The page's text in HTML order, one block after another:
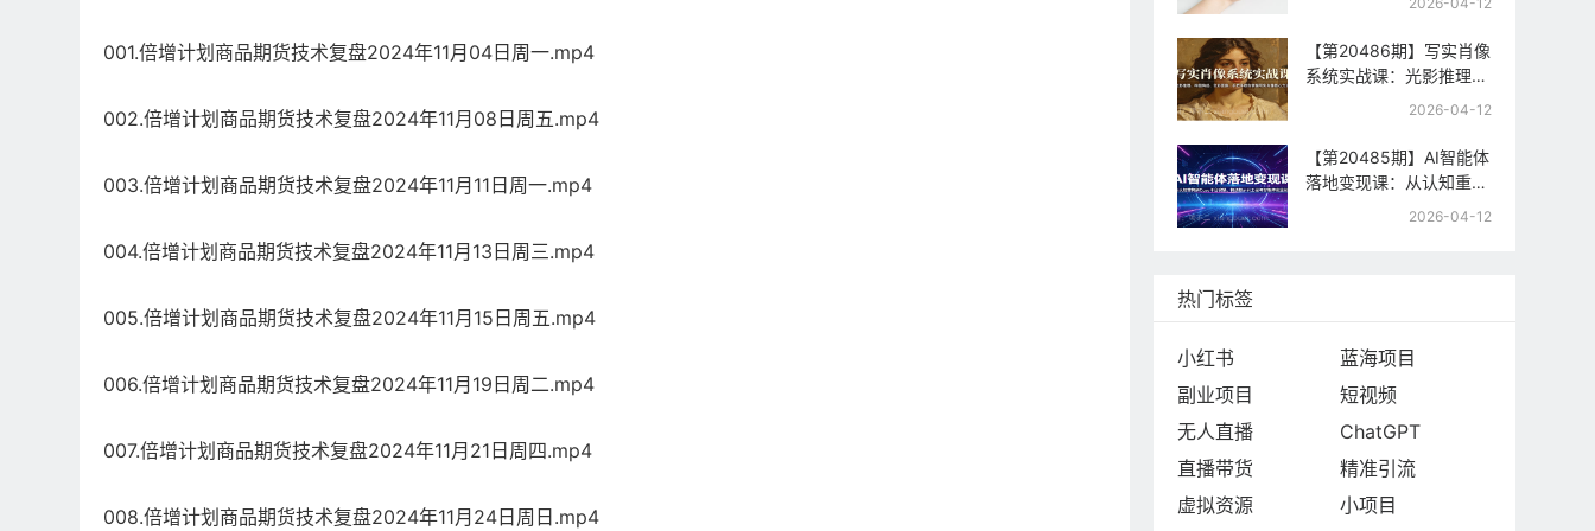
001.倍增计划商品期货技术复盘2024年11月04日周一.mp4
002.倍增计划商品期货技术复盘2024年11月08日周五.mp4
003.倍增计划商品期货技术复盘2024年11月11日周一.mp4
004.倍增计划商品期货技术复盘2024年11月13日周三.mp4
005.倍增计划商品期货技术复盘2024年11月15日周五.mp4
006.倍增计划商品期货技术复盘2024年11月19日周二.mp4
007.倍增计划商品期货技术复盘2024年11月21日周四.mp4
008.倍增计划商品期货技术复盘2024年11月24日周日.mp4
【第20486期】写实肖像
系统实战课：光影推理、
构图构成、色彩置换，手
心方法
2026-04-12
【第20485期】AI智能体
落地变现课：从认知重构
到Coze平台实操，精通
2026-04-12
热门标签
小红书
蓝海项目
副业项目
短视频
无人直播
ChatGPT
直播带货
精准引流
虚拟资源
小项目